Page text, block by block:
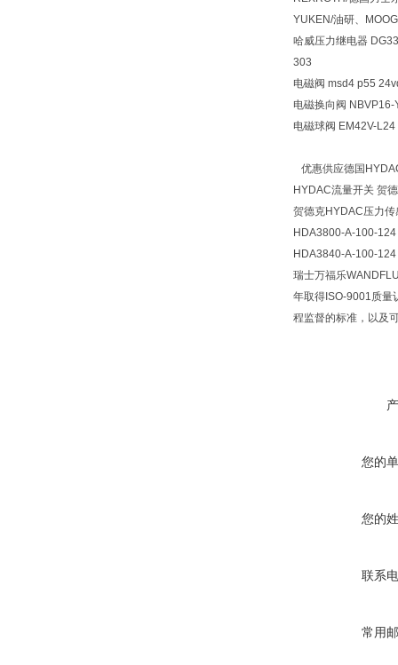
YUKEN/油研、
哈威压力继电器
303
电磁阀 msd4 p55
电磁换向阀
电磁球阀 EM42V-
优惠供应德国
HYDAC流量开关 贺
贺德克HYDAC压力传
HDA3800-A-100-
HDA3840-A-100-
瑞士万福乐
年取得ISO-9001质量
程监督的标准，以及
您的
您的
联系
常用